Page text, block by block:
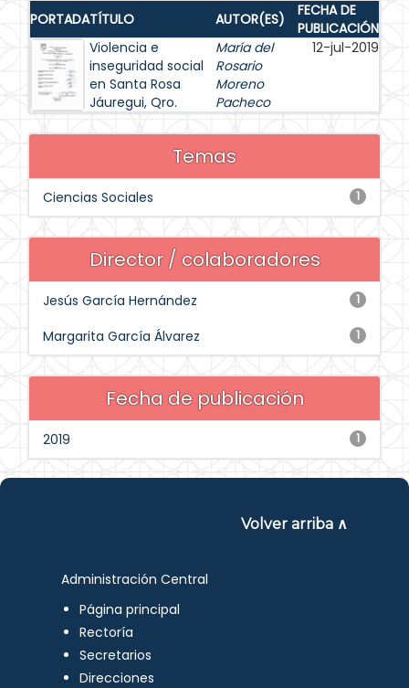
PORTADATÍTULO AUTOR(ES)
FECHA DE
PUBLICACIÓN
Violencia e
inseguridad social
en Santa Rosa
Jáuregui, Qro.
María del
Rosario
Moreno
Pacheco
12-jul-2019
Temas
1
Ciencias Sociales
Director / colaboradores
1
Jesús García Hernández
1
Margarita García Álvarez
Fecha de publicación
1
2019
Volver arriba ∧
Administración Central
Página principal
Rectoría
Secretarios
Direcciones